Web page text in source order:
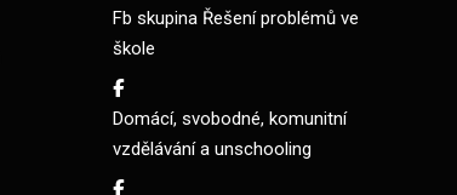
Fb skupina Řešení problémů ve
škole
Domácí, svobodné, komunitní
vzdělávání a unschooling